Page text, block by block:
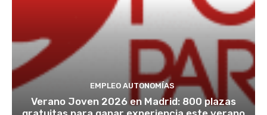
EMPLEO AUTONOMÍAS
Verano Joven 2026 en Madrid: 800 plazas